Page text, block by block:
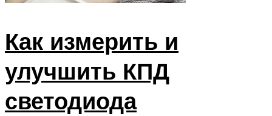
Как измерить и
улучшить КПД
светодиода